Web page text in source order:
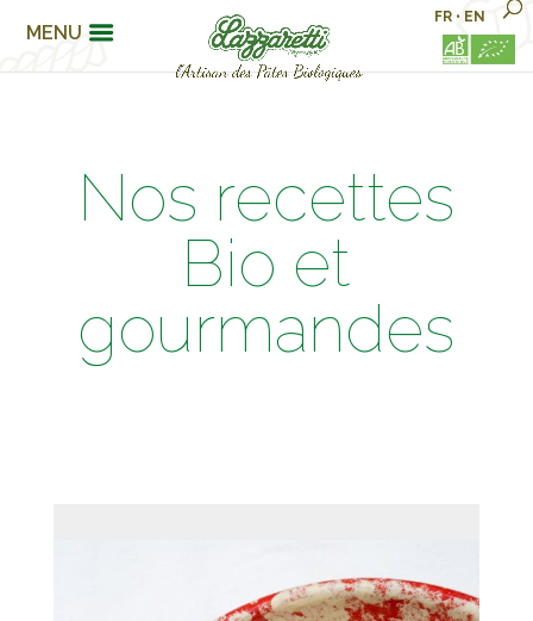
MENU
FR • EN
Nos recettes
Bio et
gourmandes